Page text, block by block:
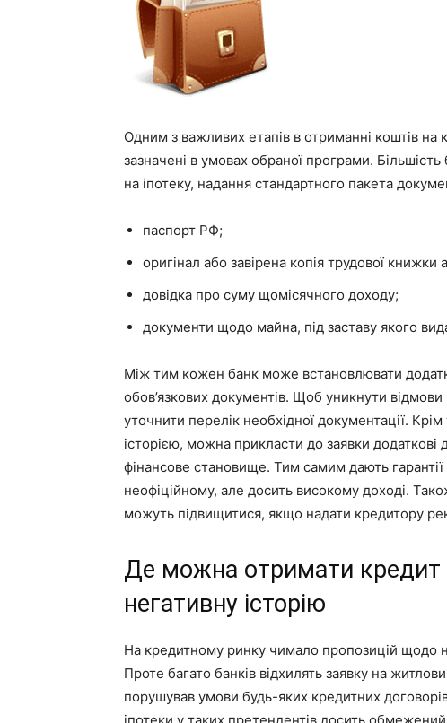
Одним з важливих етапів в отриманні коштів на
зазначені в умовах обраної програми.
на іпотеку, надання стандартного пакета
паспорт РФ;
оригінал або завірена копія трудової
довідка про суму щомісячного доходу;
документи щодо майна, під заставу якого
Між тим кожен банк може встановлювати
обов’язкових документів. Щоб уникнути відмови
уточнити перелік необхідної документації.
історією, можна прикласти до заявки додаткові
фінансове становище. Тим самим дають
неофіційному, але досить високому доході.
можуть підвищитися, якщо надати кредитору
Де можна отримати
негативну історію
На кредитному ринку чимало пропозицій щодо
Проте багато банків відхилять заявку на
порушував умови будь-яких кредитних